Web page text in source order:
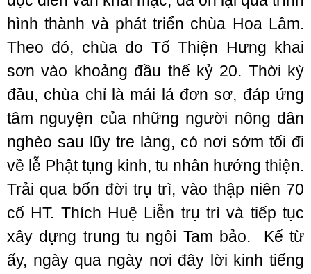
hình thành và phát triển chùa Hoa Lâm.
Theo đó, chùa do Tổ Thiện Hưng khai
sơn vào khoảng đầu thế kỷ 20. Thời kỳ
đầu, chùa chỉ là mái lá đơn sơ, đáp ứng
tâm nguyện của những người nông dân
nghèo sau lũy tre làng, có nơi sớm tối đi
về lễ Phật tụng kinh, tu nhân hướng thiện.
Trải qua bốn đời trụ trì, vào thập niên 70
cố HT. Thích Huệ Liễn trụ trì và tiếp tục
xây dựng trung tu ngôi Tam bảo. Kể từ
ấy, ngày qua ngày nơi đây lời kinh tiếng